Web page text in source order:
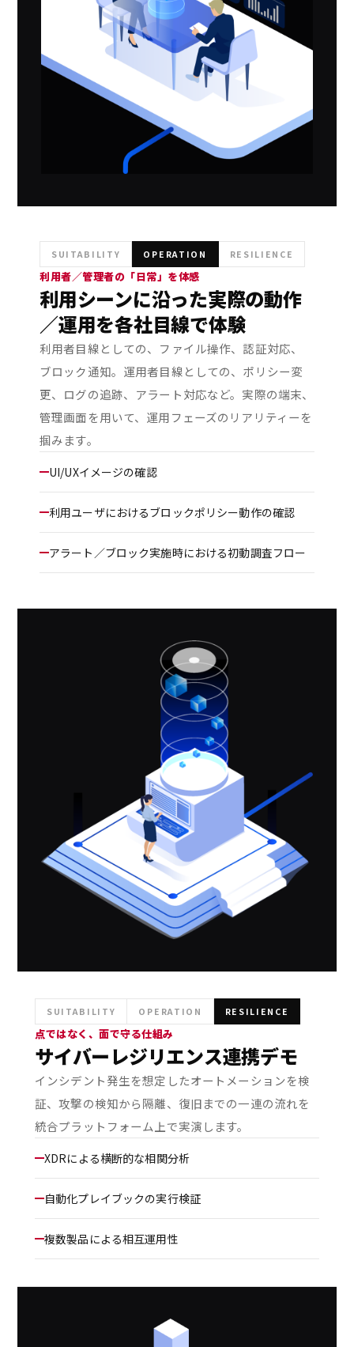
SUITABILITY OPERATION RESILIENCE
利用者／管理者の「日常」を体感
利用シーンに沿った実際の動作
／運用を各社目線で体験
利用者目線としての、ファイル操作、認証対応、
ブロック通知。運用者目線としての、ポリシー変
更、ログの追跡、アラート対応など。実際の端末、
管理画面を用いて、運用フェーズのリアリティーを
掴みます。
UI/UXイメージの確認
利用ユーザにおけるブロックポリシー動作の確認
アラート／ブロック実施時における初動調査フロー
SUITABILITY OPERATION RESILIENCE
点ではなく、面で守る仕組み
サイバーレジリエンス連携デモ
インシデント発生を想定したオートメーションを検
証、攻撃の検知から隔離、復旧までの一連の流れを
統合プラットフォーム上で実演します。
XDRによる横断的な相関分析
自動化プレイブックの実行検証
複数製品による相互運用性